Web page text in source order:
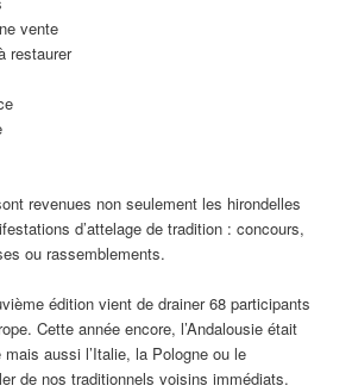
vente
restaurer
revenues non seulement les hirondelles
d’attelage de tradition : concours,
ou rassemblements.
édition vient de drainer 68 participants
Cette année encore, l’Andalousie était
aussi l’Italie, la Pologne ou le
de nos traditionnels voisins immédiats.